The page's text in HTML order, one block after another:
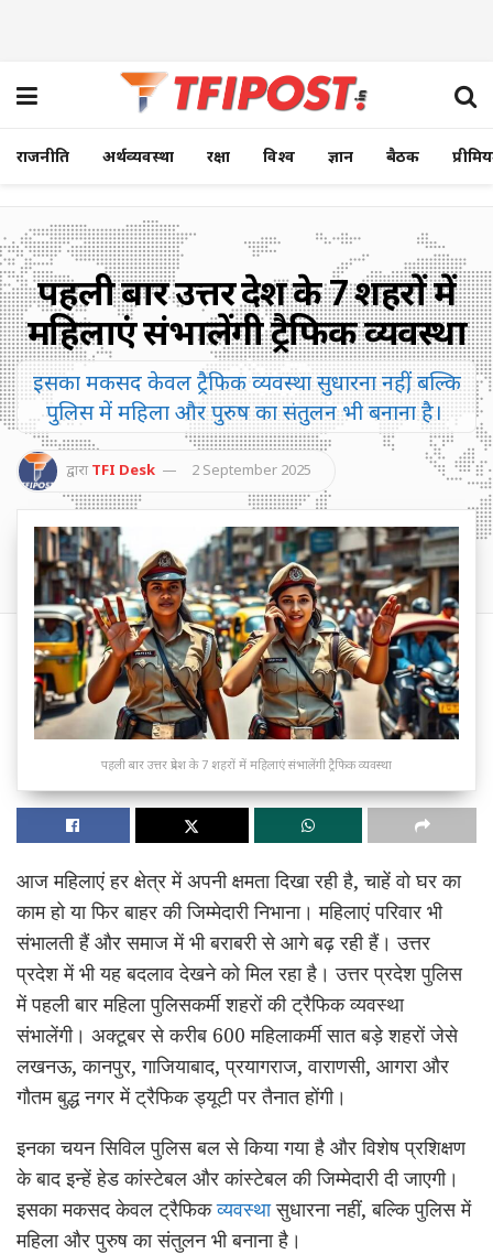
राजनीति अर्थव्यवस्था रक्षा विश्व ज्ञान बैठक
पहली बार उत्तर प्रदेश के 7 शहरों में
महिलाएं संभालेंगी ट्रैफिक व्यवस्था
इसका मकसद केवल ट्रैफिक व्यवस्था सुधारना नहीं, बल्कि
पुलिस में महिला और पुरुष का संतुलन भी बनाना है।
द्वारा TFI Desk 2 September 2025
पहली बार उत्तर प्रदेश के 7 शहरों में महिलाएं संभालेंगी ट्रैफिक व्यवस्था
आज महिलाएं हर क्षेत्र में अपनी क्षमता दिखा रही है, चाहें वो घर का
काम हो या फिर बाहर की जिम्मेदारी निभाना। महिलाएं परिवार भी
संभालती हैं और समाज में भी बराबरी से आगे बढ़ रही हैं। उत्तर
प्रदेश में भी यह बदलाव देखने को मिल रहा है। उत्तर प्रदेश पुलिस
में पहली बार महिला पुलिसकर्मी शहरों की ट्रैफिक व्यवस्था
संभालेंगी। अक्टूबर से करीब 600 महिलाकर्मी सात बड़े शहरों जेसे
लखनऊ, कानपुर, गाजियाबाद, प्रयागराज, वाराणसी, आगरा और
गौतम बुद्ध नगर में ट्रैफिक ड्यूटी पर तैनात होंगी।
इनका चयन सिविल पुलिस बल से किया गया है और विशेष प्रशिक्षण
के बाद इन्हें हेड कांस्टेबल और कांस्टेबल की जिम्मेदारी दी जाएगी।
इसका मकसद केवल ट्रैफिकव्यवस्थासुधारना नहीं, बल्कि पुलिस में
महिला और पुरुष का संतुलन भी बनाना है।